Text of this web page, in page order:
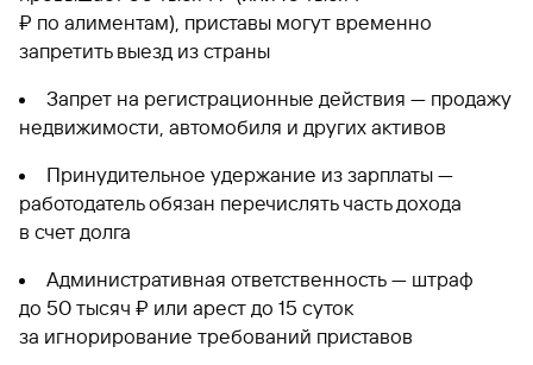
₽ по алиментам), приставы могут временно
запретить выезд из страны
Запрет на регистрационные действия — продажу
недвижимости, автомобиля и других активов
Принудительное удержание из зарплаты —
работодатель обязан перечислять часть дохода
в счет долга
Административная ответственность — штраф
до 50 тысяч ₽ или арест до 15 суток
за игнорирование требований приставов